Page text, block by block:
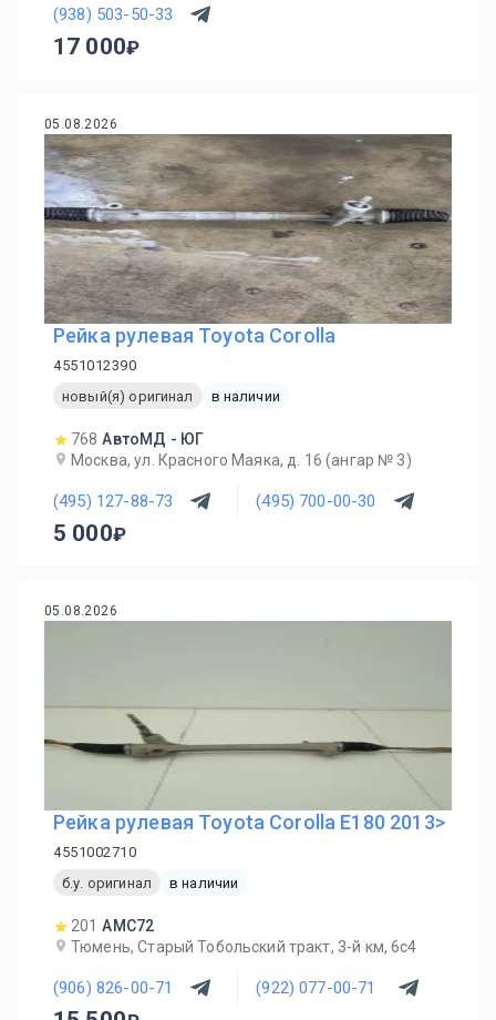
(938) 503-50-33
17 000
05.08.2026
Рейка рулевая Toyota Corolla
4551012390
новый(я) оригинал
в наличии
768 АвтоМД - ЮГ
Москва, ул. Красного Маяка, д. 16 (ангар № 3)
(495) 127-88-73 (495) 700-00-30
5 000
05.08.2026
Рейка рулевая Toyota Corolla E180 2013>
4551002710
б.у. оригинал
в наличии
201 AMC72
Тюмень, Старый Тобольский тракт, 3-й км, 6с4
(906) 826-00-71 (922) 077-00-71